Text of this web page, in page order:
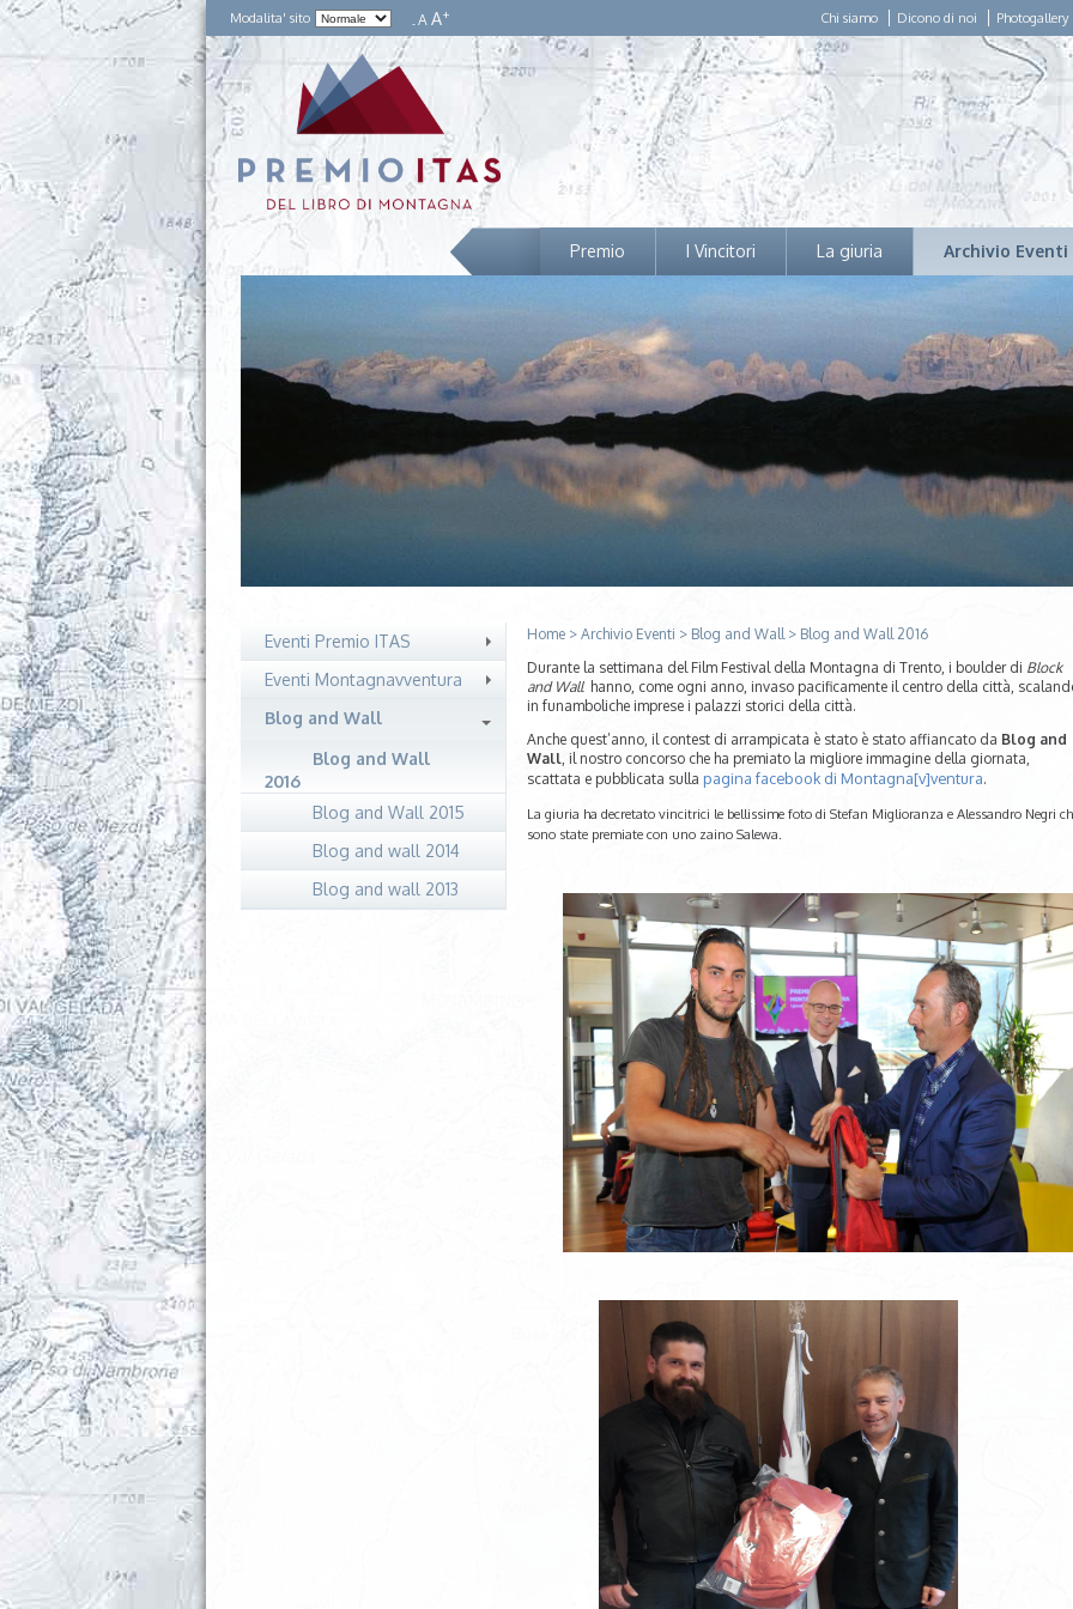
Modalita' sito -A A+ Chi siamo Dicono di noi Photogallery
Premio I Vincitori La giuria Archivio Eventi
Eventi Premio ITAS
Eventi Montagnavventura
Blog and Wall
Blog and Wall
2016
Blog and Wall 2015
Blog and wall 2014
Blog and wall 2013
Home > Archivio Eventi > Blog and Wall> Blog and Wall 2016
Durante la settimana del Film Festival della Montagna di Trento, i boulder di Block
and Wallhanno, come ogni anno, invaso pacificamente il centro della città,
in funamboliche imprese i palazzi storici della città.
Anche quest’anno, il contest di arrampicata è stato è stato affiancato da Blog and
Wall, il nostro concorso che ha premiato la migliore immagine della giornata,
scattata e pubblicata sulla pagina facebook di Montagna[v]ventura.
La giuria ha decretato vincitrici le bellissime foto di Stefan Miglioranza e Alessandro Negri
sono state premiate con uno zaino Salewa.